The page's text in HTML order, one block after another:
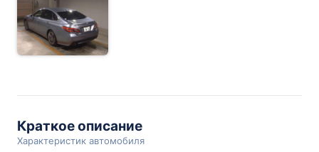
Краткое описание
Характеристик автомобиля